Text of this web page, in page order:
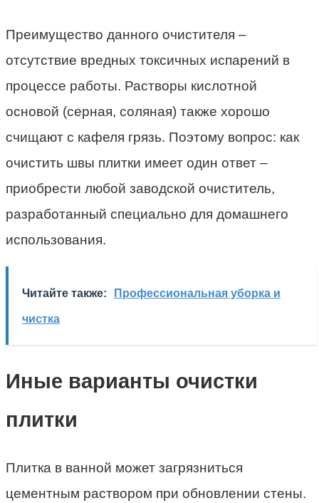
Преимущество данного очистителя –
отсутствие вредных токсичных испарений в
процессе работы. Растворы кислотной
основой (серная, соляная) также хорошо
счищают с кафеля грязь. Поэтому вопрос: как
очистить швы плитки имеет один ответ –
приобрести любой заводской очиститель,
разработанный специально для домашнего
использования.
Читайте также: Профессиональная уборка и
чистка
Иные варианты очистки
плитки
Плитка в ванной может загрязниться
цементным раствором при обновлении стены.